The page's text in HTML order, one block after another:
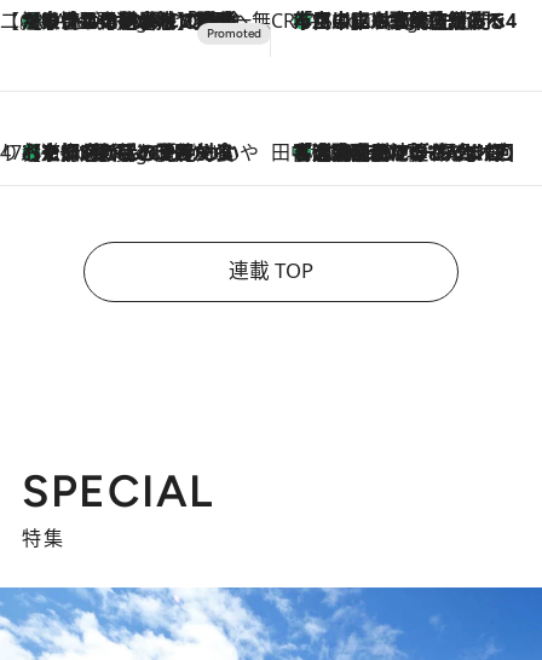
【CREA×星野リゾート】唯一無二。癒しと発見が待つ場所へ
5 Hours Ago
【トンボの足水浴】ヒノキの香りに包まれて涼感マックス！約13℃の湧水かけ流しを避暑地「星野温泉 トンボの湯」で体験 CREA'S CHOICE
7 Hours Ago
「立川にも歌舞伎があるんだよ」 片岡仁左衛門・市川中車ら豪華座組みで4年目の立川立飛歌舞伎へ
47都道府県の手みやげ ひんやりスイーツで夏を満喫
7 Hours Ago
【京都府】この夏絶対食べたい 冷やしておいしいおやつ3選 ひと口目から心を掴む新緑のテリーヌ 田中稲の勝手に再ブーム
2026.8.7
「湘南乃風に憧れて」観客大盛上がりの“タオル回し”に、ラッパー顔負けの高速歌唱まで…さだまさし（74）のアグレッシブすぎる現在地
連載 TOP
SPECIAL
特集